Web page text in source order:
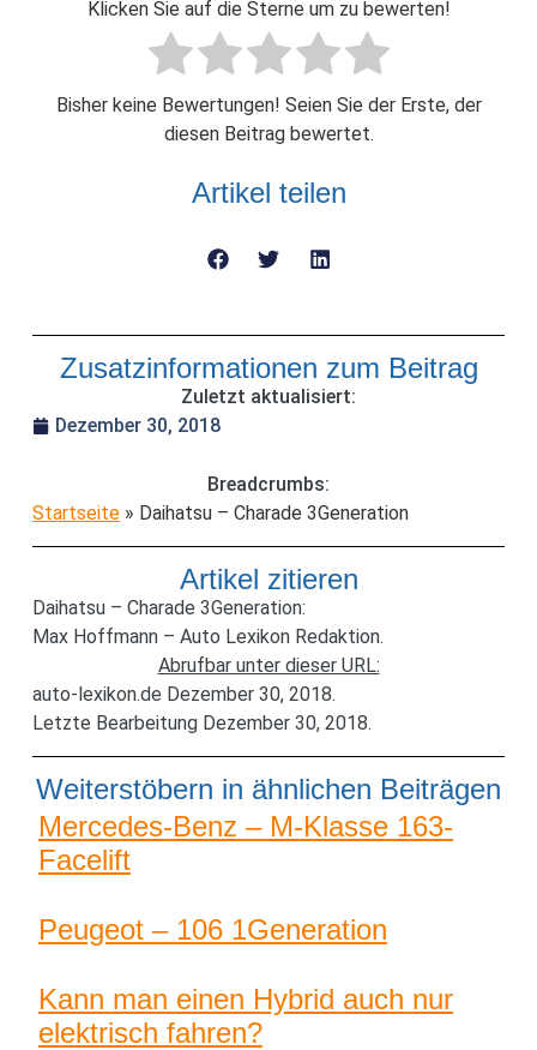
Klicken Sie auf die Sterne um zu bewerten!
Bisher keine Bewertungen! Seien Sie der Erste, der
diesen Beitrag bewertet.
Artikel teilen
Zusatzinformationen zum Beitrag
Zuletzt aktualisiert:
Dezember 30, 2018
Breadcrumbs:
Startseite» Daihatsu – Charade 3Generation
Artikel zitieren
Daihatsu – Charade 3Generation:
Max Hoffmann – Auto Lexikon Redaktion.
Abrufbar unter dieser URL:
auto-lexikon.de Dezember 30, 2018.
Letzte Bearbeitung Dezember 30, 2018.
Weiterstöbern in ähnlichen Beiträgen
Mercedes-Benz – M-Klasse 163-
Facelift
Peugeot – 106 1Generation
Kann man einen Hybrid auch nur
elektrisch fahren?